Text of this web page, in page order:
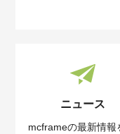
ニュース
mcframeの最新情報